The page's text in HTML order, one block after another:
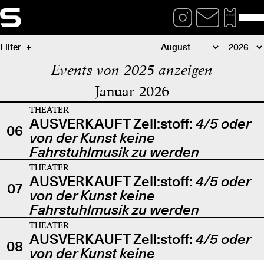
Filter
Events von 2025 anzeigen
Januar 2026
06
THEATER
AUSVERKAUFT Zell:stoff: 4/5 oder
von der Kunst keine
Fahrstuhlmusik zu werden
07
THEATER
AUSVERKAUFT Zell:stoff: 4/5 oder
von der Kunst keine
Fahrstuhlmusik zu werden
08
THEATER
AUSVERKAUFT Zell:stoff: 4/5 oder
von der Kunst keine